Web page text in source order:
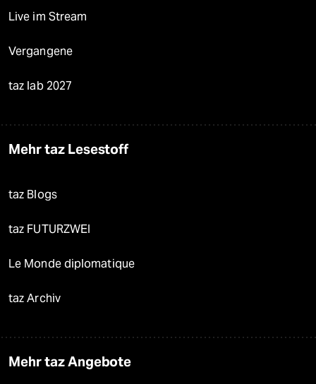
Live im Stream
Vergangene
taz lab 2027
Mehr taz Lesestoff
taz Blogs
taz FUTURZWEI
Le Monde diplomatique
taz Archiv
Mehr taz Angebote